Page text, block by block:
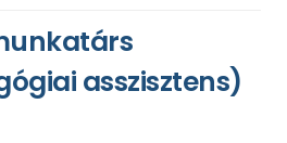
asszisztens)